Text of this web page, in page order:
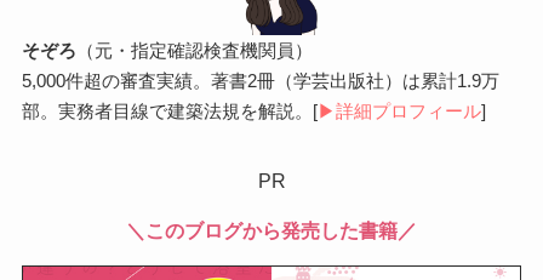
そぞろ （元・指定確認検査機関員）
5,000件超の審査実績。著書2冊（学芸出版社）は累計1.9万
部。実務者目線で建築法規を解説。[▶︎詳細プロフィール]
PR
＼このブログから発売した書籍／